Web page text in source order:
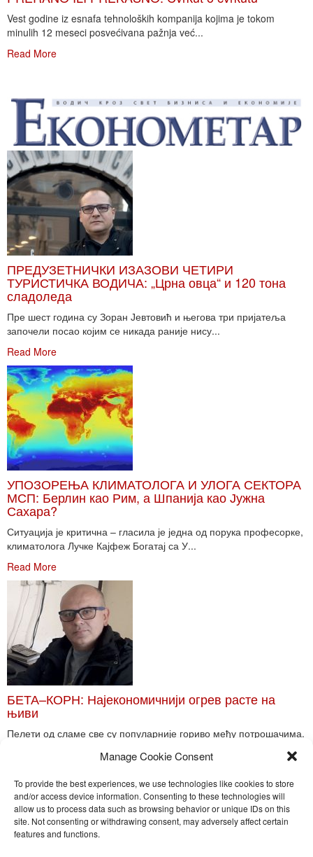
Manage Cookie Consent
To provide the best experiences, we use technologies like cookies to store
and/or access device information. Consenting to these technologies will
allow us to process data such as browsing behavior or unique IDs on this
site. Not consenting or withdrawing consent, may adversely affect certain
features and functions.
Vest godine iz esnafa tehnoloških kompanija kojima je tokom
minulih 12 meseci posvećivana pažnja već...
Read More
ПРЕДУЗЕТНИЧКИ ИЗАЗОВИ ЧЕТИРИ
ТУРИСТИЧКА ВОДИЧА: „Црна овца“ и 120 тона
сладоледа
Пре шест година су Зоран Јевтовић и његова три пријатеља
започели посао којим се никада раније нису...
Read More
УПОЗОРЕЊА КЛИМАТОЛОГА И УЛОГА СЕКТОРА
МСП: Берлин као Рим, а Шпанија као Јужна
Сахара?
Ситуација је критична – гласила је једна од порука професорке,
климатолога Лучке Кајфеж Богатај са У...
Read More
БЕТА–КОРН: Најекономичнији огрев расте на
њиви
Пелети од сламе све су популарније гориво међу потрошачима.
Toggle